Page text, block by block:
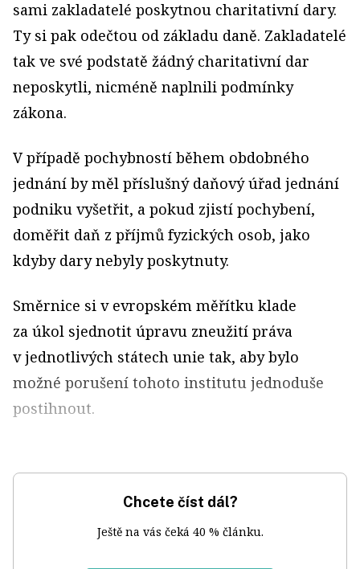
sami zakladatelé poskytnou charitativní dary.
Ty si pak odečtou od základu daně. Zakladatelé
tak ve své podstatě žádný charitativní dar
neposkytli, nicméně naplnili podmínky
zákona.
V případě pochybností během obdobného
jednání by měl příslušný daňový úřad jednání
podniku vyšetřit, a pokud zjistí pochybení,
doměřit daň z příjmů fyzických osob, jako
kdyby dary nebyly poskytnuty.
Směrnice si v evropském měřítku klade
za úkol sjednotit úpravu zneužití práva
v jednotlivých státech unie tak, aby bylo
možné porušení tohoto institutu jednoduše
postihnout.
Chcete číst dál?
Ještě na vás čeká 40 % článku.